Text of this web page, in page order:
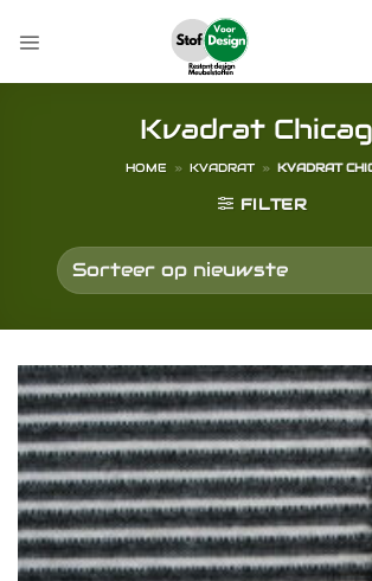
naar
Kvadrat
HOME » KVADRAT » KVADRAT
FILTER